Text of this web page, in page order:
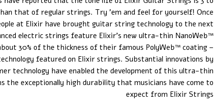
that of regular strings. Try ’em and feel for yourself! Once
at Elixir have brought guitar string technology to the next
electric strings feature Elixir’s new ultra-thin NanoWeb™
30% of the thickness of their famous PolyWeb™ coating –
featured on Elixir strings. Substantial innovations by
technology have enabled the development of this ultra-thin
the exceptionally high durability that musicians have come to
expect from Elixir Strings